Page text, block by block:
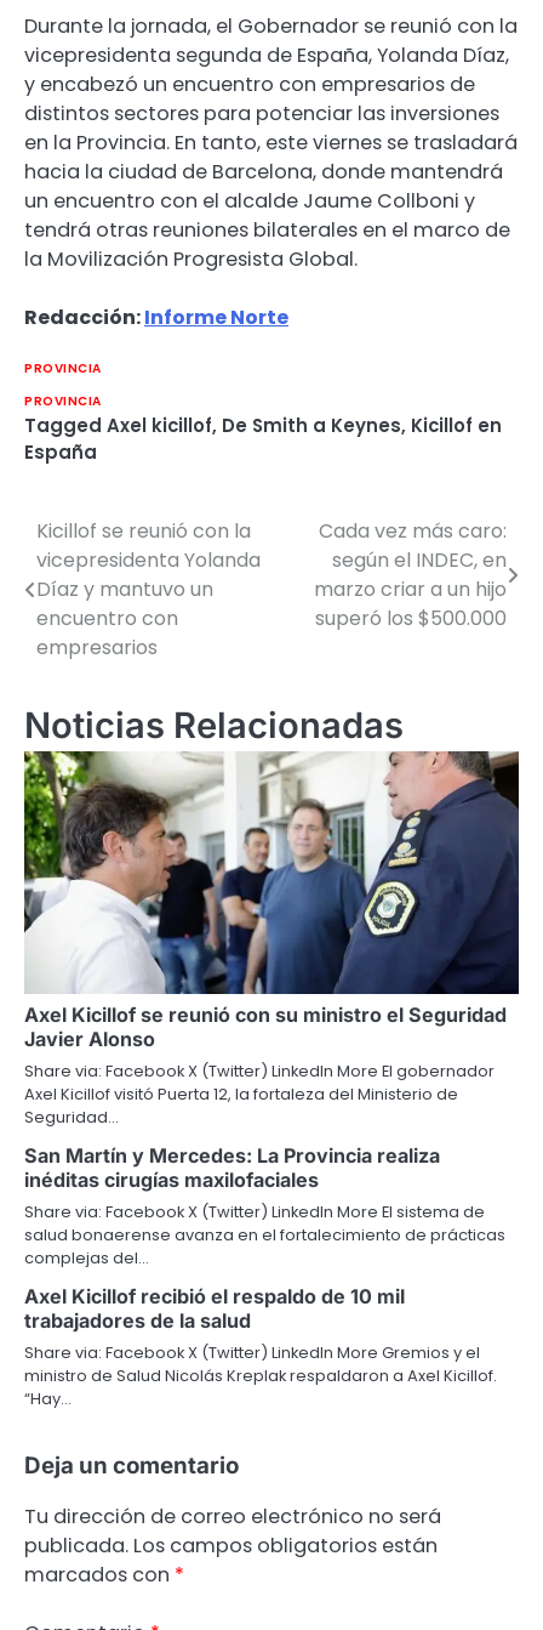
Durante la jornada, el Gobernador se reunió con la
vicepresidenta segunda de España, Yolanda Díaz,
y encabezó un encuentro con empresarios de
distintos sectores para potenciar las inversiones
en la Provincia. En tanto, este viernes se trasladará
hacia la ciudad de Barcelona, donde mantendrá
un encuentro con el alcalde Jaume Collboni y
tendrá otras reuniones bilaterales en el marco de
la Movilización Progresista Global.
Redacción:Informe Norte
PROVINCIA
PROVINCIA
Tagged Axel kicillof, De Smith a Keynes, Kicillof en
España
Navegación
de
entradas
Kicillof se reunió con la
vicepresidenta Yolanda
Díaz y mantuvo un
encuentro con
empresarios
Cada vez más caro:
según el INDEC, en
marzo criar a un hijo
superó los $500.000
Noticias Relacionadas
Axel Kicillof se reunió con su ministro el Seguridad
Javier Alonso
Share via: Facebook X (Twitter) LinkedIn More El gobernador
Axel Kicillof visitó Puerta 12, la fortaleza del Ministerio de
Seguridad…
San Martín y Mercedes: La Provincia realiza
inéditas cirugías maxilofaciales
Share via: Facebook X (Twitter) LinkedIn More El sistema de
salud bonaerense avanza en el fortalecimiento de prácticas
complejas del…
Axel Kicillof recibió el respaldo de 10 mil
trabajadores de la salud
Share via: Facebook X (Twitter) LinkedIn More Gremios y el
ministro de Salud Nicolás Kreplak respaldaron a Axel Kicillof.
“Hay…
Deja un comentario
Tu dirección de correo electrónico no será
publicada. Los campos obligatorios están
marcados con *